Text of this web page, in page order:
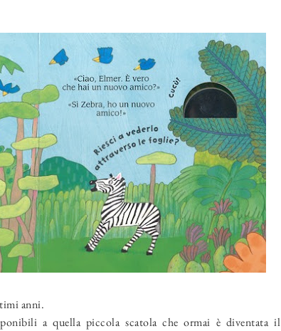
anni.
a quella piccola scatola che ormai è diventata il